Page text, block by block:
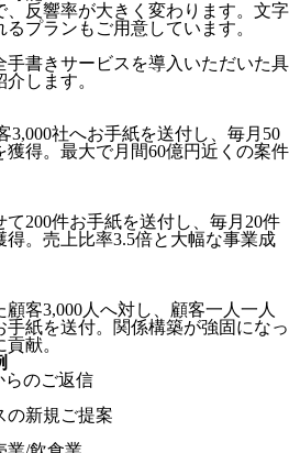
反響率が大きく変わります。文字
プランもご用意しています。
書きサービスを導入いただいた具
します。
3,000社へお手紙を送付し、毎月50
得。最大で月間60億円近くの案件
200件お手紙を送付し、毎月20件
得。売上比率3.5倍と大幅な事業成
客3,000人へ対し、顧客一人一人
紙を送付。関係構築が強固になっ
献。
らのご返信
の新規ご提案